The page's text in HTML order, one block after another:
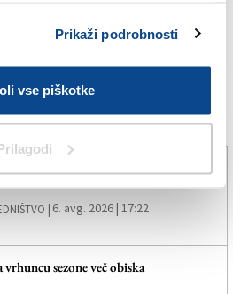
Prikaži podrobnosti
vse piškotke
UREDNIŠTVO
| 6. avg. 2026 | 17:22
vrhuncu sezone več obiska